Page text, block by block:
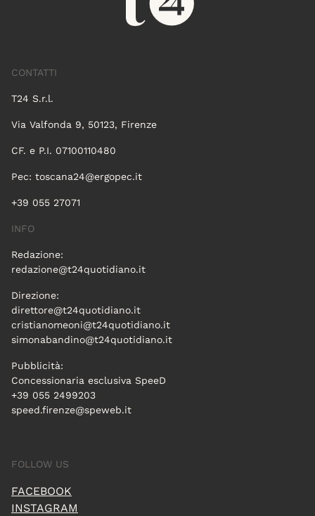
CONTATTI
T24 S.r.l.
Via Valfonda 9, 50123, Firenze
CF. e P.I. 07100110480
Pec: toscana24@ergopec.it
+39 055 27071
INFO
Redazione:
redazione@t24quotidiano.it
Direzione:
direttore@t24quotidiano.it
cristianomeoni@t24quotidiano.it
simonabandino@t24quotidiano.it
Pubblicità:
Concessionaria esclusiva SpeeD
+39 055 2499203
speed.firenze@speweb.it
FOLLOW US
FACEBOOK
INSTAGRAM